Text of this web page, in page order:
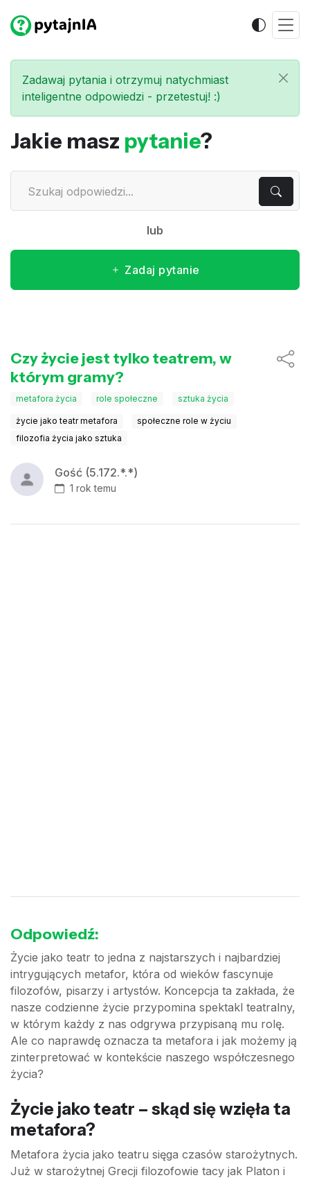
Zadawaj pytania i otrzymuj natychmiast
inteligentne odpowiedzi - przetestuj! :)
Jakie masz pytanie?
lub
Zadaj pytanie
Czy życie jest tylko teatrem, w
którym gramy?
metafora życia role społeczne sztuka życia
życie jako teatr metafora
społeczne role w życiu
filozofia życia jako sztuka
Gość (5.172.*.*)
1 rok temu
Odpowiedź:
Życie jako teatr to jedna z najstarszych i najbardziej
intrygujących metafor, która od wieków fascynuje
filozofów, pisarzy i artystów. Koncepcja ta zakłada, że
nasze codzienne życie przypomina spektakl teatralny,
w którym każdy z nas odgrywa przypisaną mu rolę.
Ale co naprawdę oznacza ta metafora i jak możemy ją
zinterpretować w kontekście naszego współczesnego
życia?
Życie jako teatr – skąd się wzięła ta
metafora?
Metafora życia jako teatru sięga czasów starożytnych.
Już w starożytnej Grecji filozofowie tacy jak Platon i